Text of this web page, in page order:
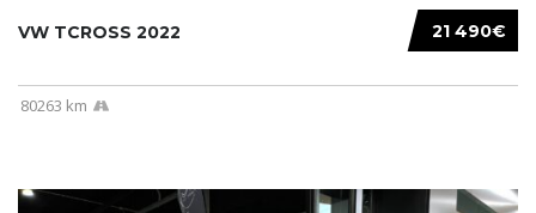
21 490€
VW TCROSS 2022
80263 km